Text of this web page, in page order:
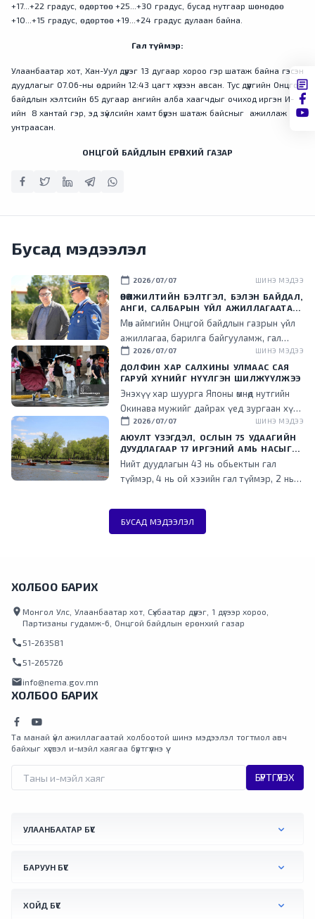
+17...+22 градус, өдөртөө +25...+30 градус, бусад нутгаар шөнөдөө
+10...+15 градус, өдөртөө +19...+24 градус дулаан байна.
Гал түймэр:
Улаанбаатар хот, Хан-Уул дүүрэг 13 дугаар хороо гэр шатаж байна гэсэн
дуудлагыг 07.06-ны өдрийн 12:43 цагт хүлээн авсан. Тус дүүргийн Онцгой
байдлын хэлтсийн 65 дугаар ангийн алба хаагчдыг очиход иргэн И-
ийн 8 хантай гэр, эд зүйлсийн хамт бүрэн шатаж байсныг ажиллаж
унтраасан.
ОНЦГОЙ БАЙДЛЫН ЕРӨНХИЙ ГАЗАР
Бусад мэдээлэл
calendar_today 2026/07/07 ШИНЭ МЭДЭЭ
ӨВӨЛЖИЛТИЙН БЭЛТГЭЛ, БЭЛЭН БАЙДАЛ,
АНГИ, САЛБАРЫН ҮЙЛ АЖИЛЛАГААТАЙ
ТАНИЛЦЛАА
Мөн аймгийн Онцгой байдлын газрын үйл
ажиллагаа, барилга байгууламж, гал
түймэр унтраах болон аврах
ажиллагааны машин, техник, тоног
төхөөрөмж, алба хаагчдын бэлэн байдалтай
танилцаж, болзошгүй эрсдэл, гамшиг
ослоос урьдчилан сэргийлэх, бэлэн
байдлыг хангах чиглэлээр авч
хэрэгжүүлж байгаа арга хэмжээний
талаар мэдээлэл сонслоо.
calendar_today 2026/07/07 ШИНЭ МЭДЭЭ
ДОЛФИН ХАР САЛХИНЫ УЛМААС САЯ
ГАРУЙ ХҮНИЙГ НҮҮЛГЭН ШИЛЖҮҮЛЖЭЭ
Энэхүү хар шуурга Японы өмнөд нутгийн
Окинава мужийг дайрах үед зургаан хүн
гэмтэж, 50 мянга гаруй барилга
байгууламжийн цахилгаан тасарсан
байна.
calendar_today 2026/07/07 ШИНЭ МЭДЭЭ
АЮУЛТ ҮЗЭГДЭЛ, ОСЛЫН 75 УДААГИЙН
ДУУДЛАГААР 17 ИРГЭНИЙ АМЬ НАСЫГ
АВРАН ХАМГААЛЛАА
Нийт дуудлагын 43 нь обьектын гал
түймэр, 4 нь ой хээийн гал түймэр, 2 нь
гаралтай аюулт үзэгдэл, 21 нь хүний үйл
ажиллагаатай холбоотой ослын дуудлага
байна.
БУСАД МЭДЭЭЛЭЛ
ХОЛБОО БАРИХ
location_on Монгол Улс, Улаанбаатар хот, Сүхбаатар дүүрэг, 1 дүгээр хороо,
Партизаны гудамж-6, Онцгой байдлын ерөнхий газар
call 51-263581
call 51-265726
mailinfo@nema.gov.mn
ХОЛБОО БАРИХ
Та манай үйл ажиллагаатай холбоотой шинэ мэдээлэл тогтмол авч
байхыг хүсвэл и-мэйл хаягаа бүртгүүлнэ үү.
БҮРТГҮҮЛЭХ
УЛААНБААТАР БҮС
БАРУУН БҮС
ХОЙД БҮС